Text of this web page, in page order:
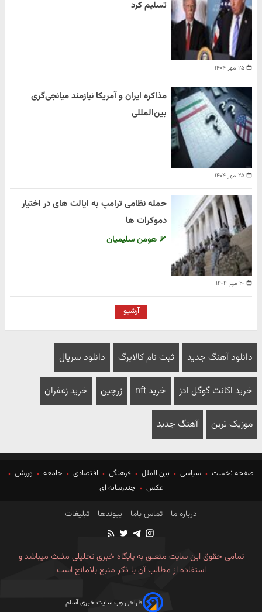
۲۵ مهر ۱۴۰۴
تسلیم کرد
۲۵ مهر ۱۴۰۴
مذاکره ایران و آمریکا نیازمند میانجی‌گری
بین‌المللی
۲۰ مهر ۱۴۰۴
حمله نظامی ترامپ به ایالت های در اختیار
دموکرات ها
هومن سلیمیان
آرشیو
دانلود آهنگ جدید ثبت نام کالابرگ دانلود سریال
خرید اکانت گوگل ادز خرید nft زرچین خرید زعفران
موزیک ترین آهنگ جدید
صفحه نخست سیاسی بین الملل فرهنگی اقتصادی جامعه
ورزشی
عکس
چندرسانه ای
درباره ما تماس باما پیوندها تبلیغات
تمامی حقوق این سایت متعلق به پایگاه خبری تحلیلی مثلث میباشد و
استفاده از مطالب آن با ذکر منبع بلامانع است
طراحی وب سایت خبری آسام